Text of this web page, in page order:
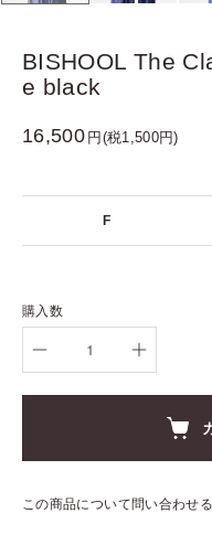
BISHOOL The
e black
16,500 円(税1,500円)
F
購入数
この商品について問い合わせる